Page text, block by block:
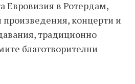
Евровизия в Ротердам,
произведения, концерти и
традиционно
благотворителни